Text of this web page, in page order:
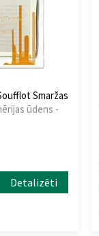
Smaržas
ūdens -
Detalizēti